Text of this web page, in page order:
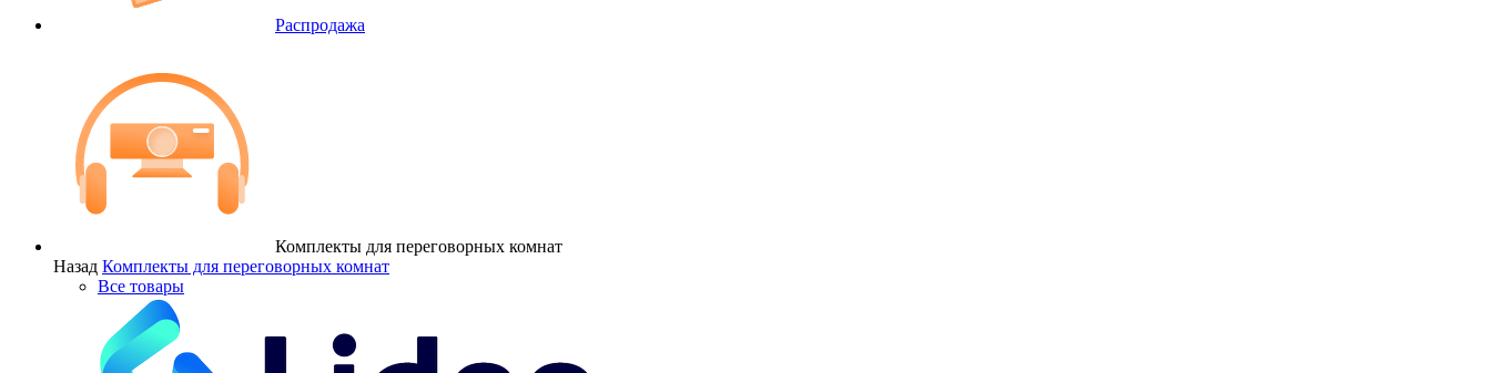
Распродажа
Комплекты для переговорных комнат
Назад Комплекты для переговорных комнат
Все товары